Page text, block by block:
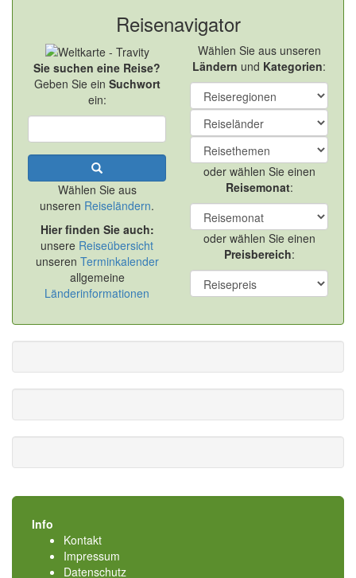
Reisenavigator
Sie suchen eine Reise?
Geben Sie ein Suchwort
ein:
Wählen Sie aus
unseren Reiseländern.
Hier finden Sie auch:
unsere Reiseübersicht
unseren Terminkalender
allgemeine
Länderinformationen
Wählen Sie aus unseren
Ländern und Kategorien:
oder wählen Sie einen
Reisemonat:
oder wählen Sie einen
Preisbereich:
Info
Kontakt
Impressum
Datenschutz